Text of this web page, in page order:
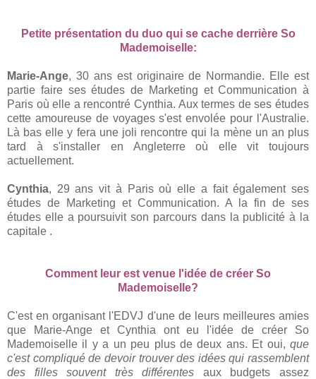
Petite présentation du duo qui se cache derrière So
Mademoiselle:
Marie-Ange, 30 ans est originaire de Normandie. Elle est
partie faire ses études de Marketing et Communication à
Paris où elle a rencontré Cynthia. Aux termes de ses études
cette amoureuse de voyages s'est envolée pour l'Australie.
Là bas elle y fera une joli rencontre qui la mène un an plus
tard à s'installer en Angleterre où elle vit toujours
actuellement.
Cynthia, 29 ans vit à Paris où elle a fait également ses
études de Marketing et Communication. A la fin de ses
études elle a poursuivit son parcours dans la publicité à la
capitale .
Comment leur est venue l'idée de créer So
Mademoiselle?
C'est en organisant l'EDVJ d'une de leurs meilleures amies
que Marie-Ange et Cynthia ont eu l'idée de créer So
Mademoiselle il y a un peu plus de deux ans. Et oui, que
c'est compliqué de devoir trouver des idées qui rassemblent
des filles souvent très différentes aux budgets assez